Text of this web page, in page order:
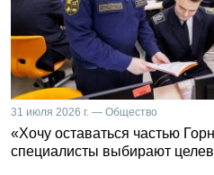
31 июля 2026 г. — Общество
«Хочу оставаться частью
специалисты выбирают